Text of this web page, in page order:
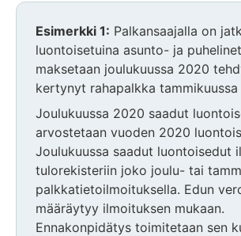
Esimerkki 1: Palkansaajalla on
luontoisetuina asunto- ja
maksetaan joulukuussa 2020
kertynyt rahapalkka tammikuussa
Joulukuussa 2020 saadut
arvostetaan vuoden 2020
Joulukuussa saadut luontoisedut
tulorekisteriin joko joulu- tai
palkkatietoilmoituksella. Edun
määräytyy ilmoituksen mukaan.
Ennakonpidätys toimitetaan sen